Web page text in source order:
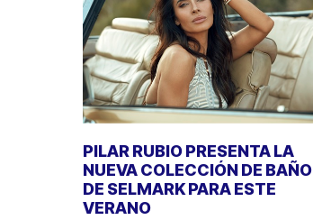
PILAR RUBIO PRESENTA LA
NUEVA COLECCIÓN DE BAÑO
DE SELMARK PARA ESTE
VERANO